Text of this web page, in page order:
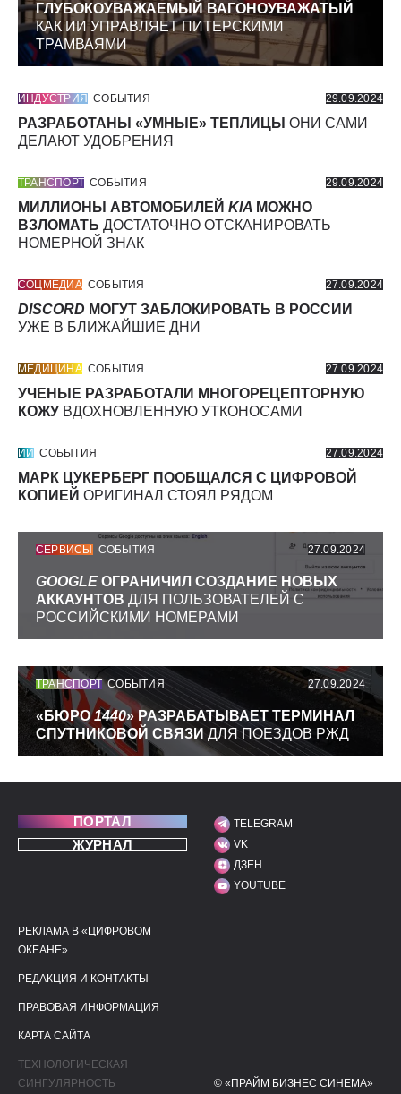
ГЛУБОКОУВАЖАЕМЫЙ ВАГОНОУВАЖАТЫЙ
КАК ИИ УПРАВЛЯЕТ ПИТЕРСКИМИ
ТРАМВАЯМИ
ИНДУСТРИЯ СОБЫТИЯ 29.09.2024
РАЗРАБОТАНЫ «УМНЫЕ» ТЕПЛИЦЫ ОНИ САМИ
ДЕЛАЮТ УДОБРЕНИЯ
ТРАНСПОРТ СОБЫТИЯ 29.09.2024
МИЛЛИОНЫ АВТОМОБИЛЕЙ KIA МОЖНО
ВЗЛОМАТЬ ДОСТАТОЧНО ОТСКАНИРОВАТЬ
НОМЕРНОЙ ЗНАК
СОЦМЕДИА СОБЫТИЯ 27.09.2024
DISCORD МОГУТ ЗАБЛОКИРОВАТЬ В РОССИИ
УЖЕ В БЛИЖАЙШИЕ ДНИ
МЕДИЦИНА СОБЫТИЯ 27.09.2024
УЧЕНЫЕ РАЗРАБОТАЛИ МНОГОРЕЦЕПТОРНУЮ
КОЖУ ВДОХНОВЛЕННУЮ УТКОНОСАМИ
ИИ СОБЫТИЯ 27.09.2024
МАРК ЦУКЕРБЕРГ ПООБЩАЛСЯ С ЦИФРОВОЙ
КОПИЕЙ ОРИГИНАЛ СТОЯЛ РЯДОМ
СЕРВИСЫ СОБЫТИЯ 27.09.2024
GOOGLE ОГРАНИЧИЛ СОЗДАНИЕ НОВЫХ
АККАУНТОВ ДЛЯ ПОЛЬЗОВАТЕЛЕЙ С
РОССИЙСКИМИ НОМЕРАМИ
ТРАНСПОРТ СОБЫТИЯ 27.09.2024
«БЮРО1440» РАЗРАБАТЫВАЕТ ТЕРМИНАЛ
СПУТНИКОВОЙ СВЯЗИ ДЛЯ ПОЕЗДОВ РЖД
ПОРТАЛ
ЖУРНАЛ
МЫ В СОЦИАЛЬНЫХ
TELEGRAM
VK
ДЗЕН
YOUTUBE
ПОЛЕЗНЫЕ ССЫЛКИ
РЕКЛАМА В «ЦИФРОВОМ
ОКЕАНЕ»
РЕДАКЦИЯ И КОНТАКТЫ
ПРАВОВАЯ ИНФОРМАЦИЯ
КАРТА САЙТА
ТЕХНОЛОГИЧЕСКАЯ
СИНГУЛЯРНОСТЬ
© «ПРАЙМ БИЗНЕС СИНЕМА»